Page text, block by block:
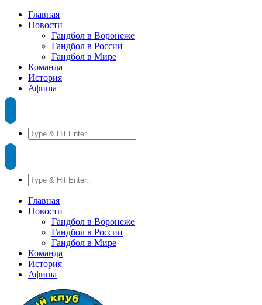
Главная
Новости
Гандбол в Воронеже
Гандбол в России
Гандбол в Мире
Команда
История
Афиша
Главная
Новости
Гандбол в Воронеже
Гандбол в России
Гандбол в Мире
Команда
История
Афиша